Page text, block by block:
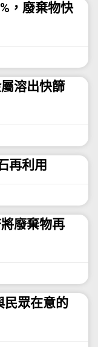
，廢棄物快
溶出快篩
再利用
廢棄物再
民眾在意的